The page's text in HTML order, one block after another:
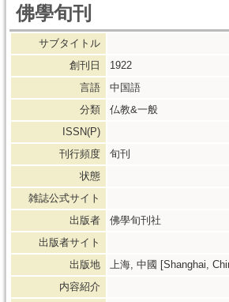
佛學旬刊
サブタイトル
創刊日
1922
言語
中国語
分類
仏教&一般
ISSN(P)
刊行頻度
旬刊
状態
雑誌公式サイト
出版者
佛學旬刊社
出版者サイト
出版地
上海, 中國 [Shanghai,
内容紹介